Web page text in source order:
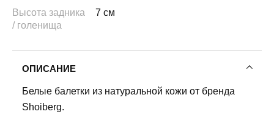
Высота задника
/ голенища
7 см
ОПИСАНИЕ
Белые балетки из натуральной кожи от бренда
Shoiberg.